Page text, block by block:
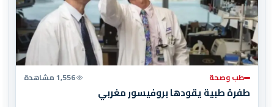
طب وصحة 1,556 مشاهدة
طفرة طبية يقودها بروفيسور مغربي